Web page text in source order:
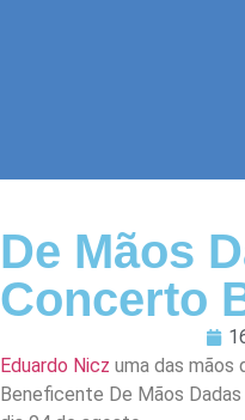
De Mãos
Concerto
Eduardo Nicz uma das mãos
Beneficente De Mãos